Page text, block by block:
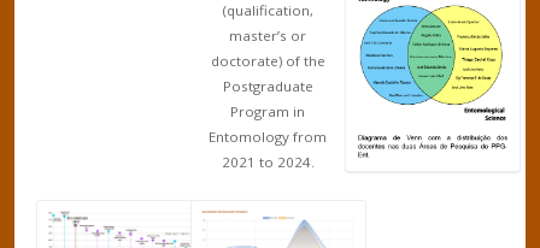
(qualification,
master’s or
doctorate) of the
Postgraduate
Program in
Entomology from
2021 to 2024.